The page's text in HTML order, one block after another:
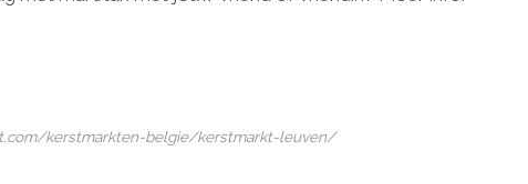
kerstmarkten-belgie/kerstmarkt-leuven/